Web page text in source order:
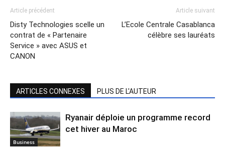
Article précédent
Disty Technologies scelle un
contrat de « Partenaire
Service » avec ASUS et
CANON
Article suivant
L’Ecole Centrale Casablanca
célèbre ses lauréats
ARTICLES CONNEXES PLUS DE L'AUTEUR
Business
Ryanair déploie un programme record
cet hiver au Maroc